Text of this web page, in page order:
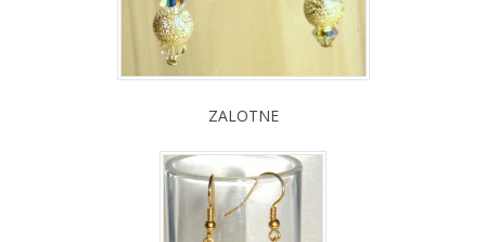
ZALOTNE